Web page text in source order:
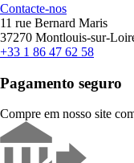
Contacte-nos
11 rue Bernard Maris
37270 Montlouis-sur-
+33 1 86 47 62 58
Pagamento seguro
Compre em nosso site